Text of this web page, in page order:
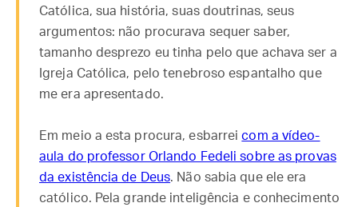
Católica, sua história, suas doutrinas, seus
argumentos: não procurava sequer saber,
tamanho desprezo eu tinha pelo que achava ser a
Igreja Católica, pelo tenebroso espantalho que
me era apresentado.
Em meio a esta procura, esbarreicom a vídeo-
aula do professor Orlando Fedeli sobre as provas
da existência de Deus. Não sabia que ele era
católico. Pela grande inteligência e conhecimento